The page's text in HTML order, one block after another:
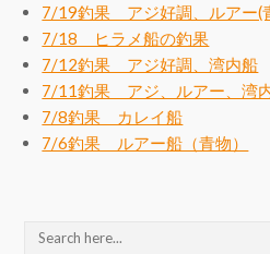
7/19釣果 アジ好調、ルアー(
7/18 ヒラメ船の釣果
7/12釣果 アジ好調、湾内船
7/11釣果 アジ、ルアー、湾
7/8釣果 カレイ船
7/6釣果 ルアー船（青物）